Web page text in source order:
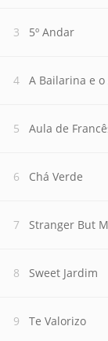
5º Andar
A Bailarina e
Aula de
Chá Verde
Stranger But
Sweet Jardim
Te Valorizo